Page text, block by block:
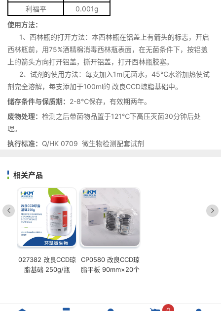
利福平
0.001g
使用方法：
1、西林瓶的打开方法：本西林瓶在铝盖上有箭头的标志，开启
西林瓶前，用75%酒精棉消毒西林瓶表面，在无菌条件下，按铝盖
上的箭头方向打开铝盖，撕开铝盖，打开西林瓶胶塞。
2、试剂的使用方法：每支加入1ml无菌水，45℃水浴加热使试
剂完全溶解，每支添加于100ml的 改良CCD琼脂基础中。
储存条件与保质期： 2-8℃保存，有效期两年。
废物处理： 检测之后带菌物品置于121℃下高压灭菌30分钟后处
理。
执行标准： Q/HK 0709 微生物检测配套试剂
相关产品
027382 改良CCD琼
脂基础 250g/瓶
CP0580 改良CCD琼
脂平板 90mm×20个